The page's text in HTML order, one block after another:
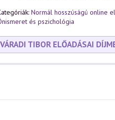
Normál hosszúságú online
és pszichológia
VÁRADI TIBOR ELŐADÁSAI